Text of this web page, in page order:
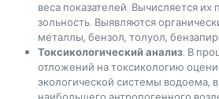
веса показателей. Вычисляется их
зольность. Выявляются
металлы, бензол, толуол,
Токсикологический анализ. В
отложений на токсикологию
экологической системы водоема,